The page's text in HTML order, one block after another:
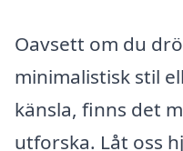
Oavsett om du
minimalistisk stil
känsla, finns det
utforska. Låt oss